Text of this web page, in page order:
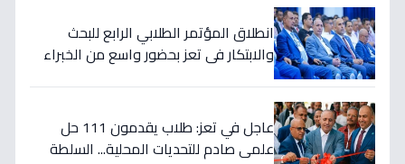
انطلاق المؤتمر الطلابي الرابع للبحث
والابتكار في تعز بحضور واسع من الخبراء
عاجل في تعز: طلاب يقدمون 111 حل
علمي صادم للتحديات المحلية... السلطة